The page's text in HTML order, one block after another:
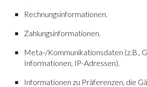
Rechnungsinformationen.
Zahlungsinformationen.
Meta-/Kommunikationsdaten (z.B.,
Informationen, IP-Adressen).
Informationen zu Präferenzen, die